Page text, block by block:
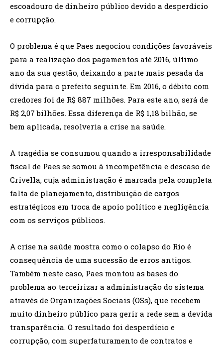
escoadouro de dinheiro público devido a desperdício
e corrupção.
O problema é que Paes negociou condições favoráveis
para a realização dos pagamentos até 2016, último
ano da sua gestão, deixando a parte mais pesada da
dívida para o prefeito seguinte. Em 2016, o débito com
credores foi de R$ 887 milhões. Para este ano, será de
R$ 2,07 bilhões. Essa diferença de R$ 1,18 bilhão, se
bem aplicada, resolveria a crise na saúde.
A tragédia se consumou quando a irresponsabilidade
fiscal de Paes se somou à incompetência e descaso de
Crivella, cuja administração é marcada pela completa
falta de planejamento, distribuição de cargos
estratégicos em troca de apoio político e negligência
com os serviços públicos.
A crise na saúde mostra como o colapso do Rio é
consequência de uma sucessão de erros antigos.
Também neste caso, Paes montou as bases do
problema ao terceirizar a administração do sistema
através de Organizações Sociais (OSs), que recebem
muito dinheiro público para gerir a rede sem a devida
transparência. O resultado foi desperdício e
corrupção, com superfaturamento de contratos e